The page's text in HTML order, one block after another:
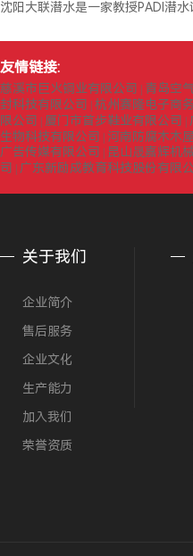
沈阳大联潜水是一家教授PADI潜
友情链接:
慈溪市巨火铜业有限公司 青岛空
封科技有限公司
杭州赛隆电子商
限公司
厦门市首步鞋业有限公司
生物科技有限公司
河南防腐木木
广告传媒有限公司
昆山晟嘉辉机
司
广东新励成教育科技股份有限
关于我们
企业简介
售后服务
企业文化
生产能力
加入我们
荣誉资质